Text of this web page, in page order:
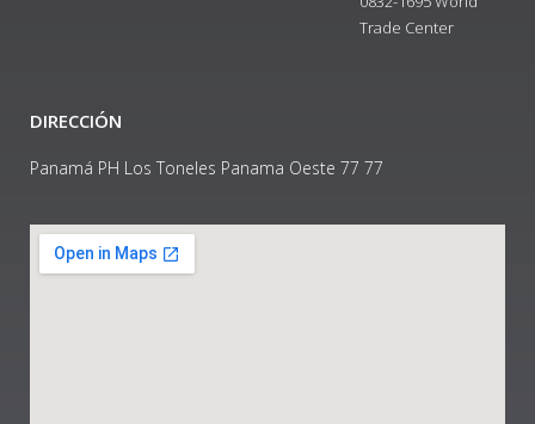
Trade Center
DIRECCIÓN
Panamá PH Los Toneles Panama Oeste 77 77